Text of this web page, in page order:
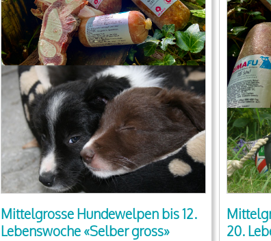
Mittelgrosse Hundewelpen bis 12.
Lebenswoche «Selber gross»
20.